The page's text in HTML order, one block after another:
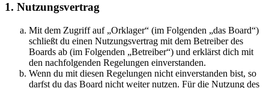
1. Nutzungsvertrag
Mit dem Zugriff auf „Orklager“ (im Folgenden „das Board“)
schließt du einen Nutzungsvertrag mit dem Betreiber des
Boards ab (im Folgenden „Betreiber“) und erklärst dich mit
den nachfolgenden Regelungen einverstanden.
Wenn du mit diesen Regelungen nicht einverstanden bist, so
darfst du das Board nicht weiter nutzen. Für die Nutzung des